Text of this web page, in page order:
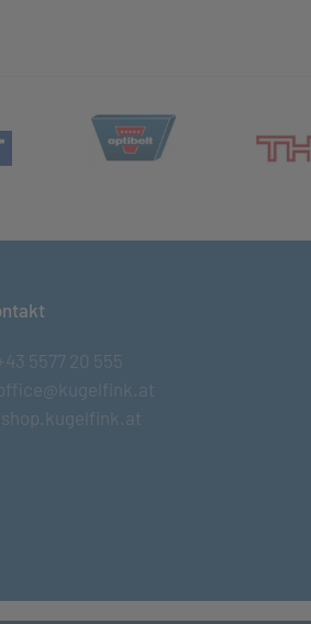
(öffnet in neuem Tab)
5577 20 555
shop.kugelfink.at